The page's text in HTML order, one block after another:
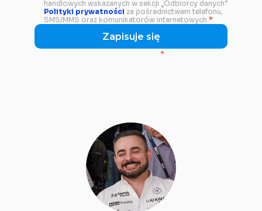
Polityki prywatności za pośrednictwem telefonu,
SMS/MMS oraz komunikatorów internetowych.*
Zapisuje się
*